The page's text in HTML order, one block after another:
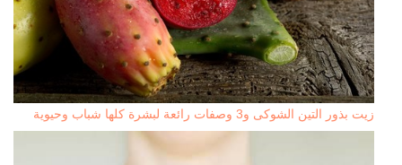
زيت بذور التين الشوكى و3 وصفات رائعة لبشرة كلها شباب وحيوية